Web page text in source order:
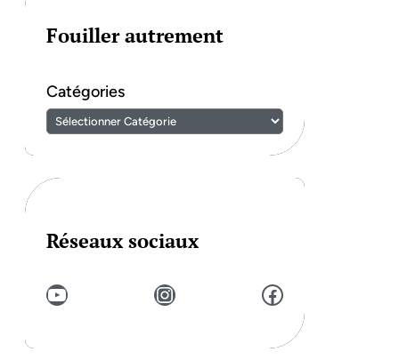
Fouiller autrement
Catégories
Réseaux sociaux
YouTube Instagram Facebook